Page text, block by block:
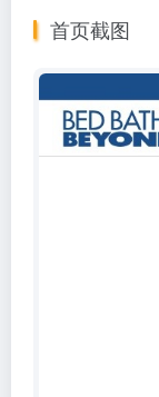
首页截图